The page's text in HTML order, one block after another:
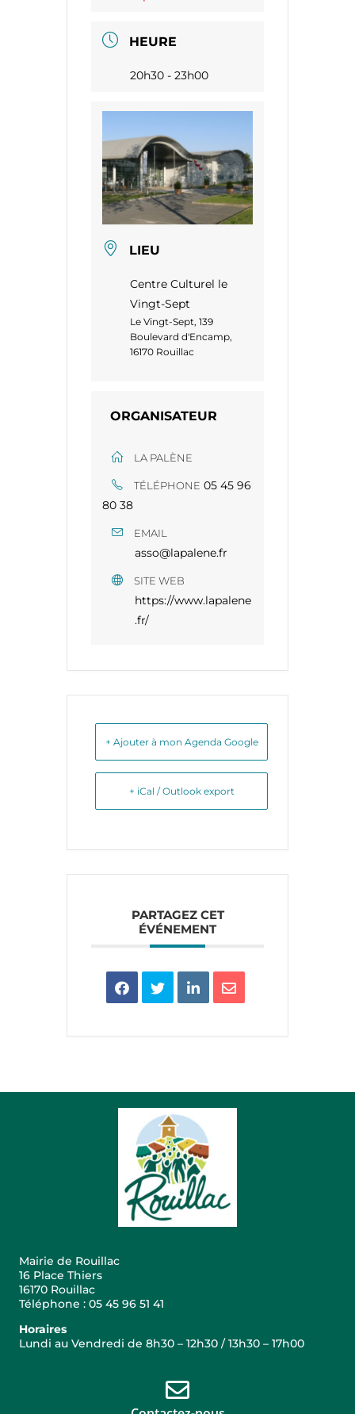
HEURE
20h30 - 23h00
LIEU
Centre Culturel le
Vingt-Sept
Le Vingt-Sept, 139
Boulevard d'Encamp,
16170 Rouillac
ORGANISATEUR
LA PALÈNE
TÉLÉPHONE 05 45 96
80 38​​
EMAIL
asso@lapalene.fr
SITE WEB
https://www.lapalene
.fr/
+ Ajouter à mon Agenda Google
+ iCal / Outlook export
PARTAGEZ CET
ÉVÉNEMENT
Mairie de Rouillac
16 Place Thiers
16170 Rouillac
Téléphone : 05 45 96 51 41
Horaires
Lundi au Vendredi de 8h30 – 12h30 / 13h30 – 17h00